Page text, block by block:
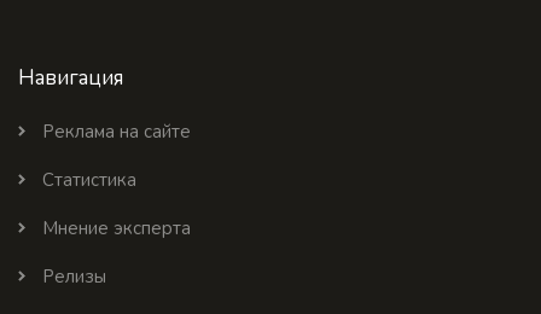
Навигация
Реклама на сайте
Статистика
Мнение эксперта
Релизы